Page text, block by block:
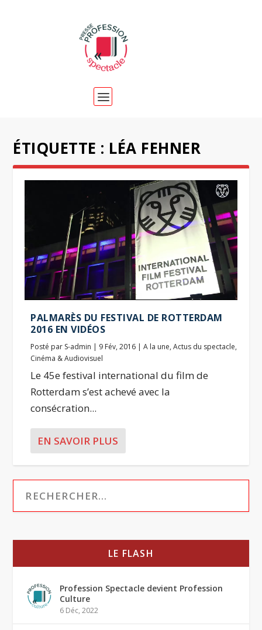
ÉTIQUETTE : LÉA FEHNER
PALMARÈS DU FESTIVAL DE ROTTERDAM
2016 EN VIDÉOS
Posté par S-admin | 9 Fév, 2016 |A la une,Actus du spectacle,
Cinéma & Audiovisuel
Le 45e festival international du film de
Rotterdam s’est achevé avec la
consécration...
EN SAVOIR PLUS
LE FLASH
Profession Spectacle devient Profession
Culture
6 Déc, 2022